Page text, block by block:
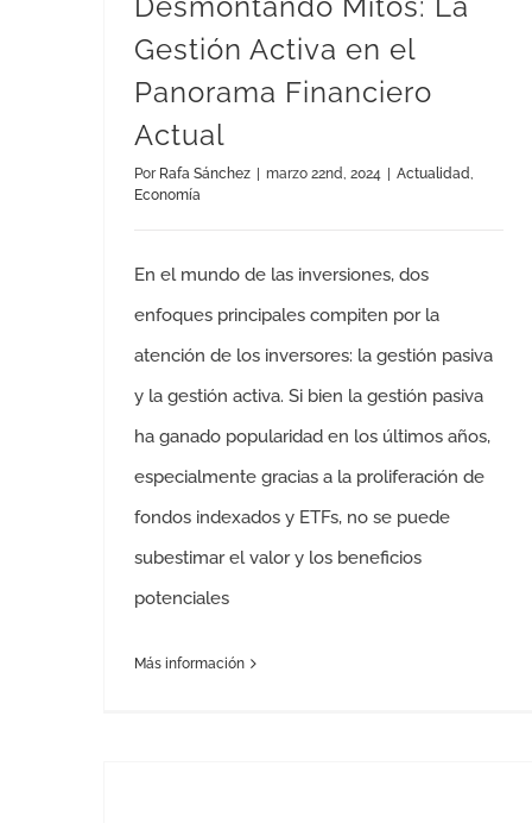
Desmontando Mitos: La
Gestión Activa en el
Panorama Financiero
Actual
Por Rafa Sánchez marzo 22nd, 2024 Actualidad,
Economía
En el mundo de las inversiones, dos
enfoques principales compiten por la
atención de los inversores: la gestión pasiva
y la gestión activa. Si bien la gestión pasiva
ha ganado popularidad en los últimos años,
especialmente gracias a la proliferación de
fondos indexados y ETFs, no se puede
subestimar el valor y los beneficios
potenciales
Más información